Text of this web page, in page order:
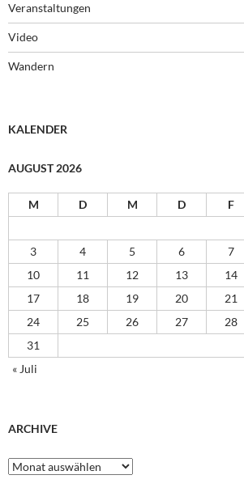
Veranstaltungen
Video
Wandern
KALENDER
AUGUST 2026
M D M D F
3
4 5 6 7
10
11 12 13 14
17
18 19 20 21
24
25 26 27 28
31
« Juli
ARCHIVE
Archive